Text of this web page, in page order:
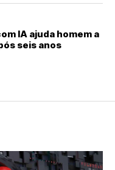
IA ajuda homem a
seis anos